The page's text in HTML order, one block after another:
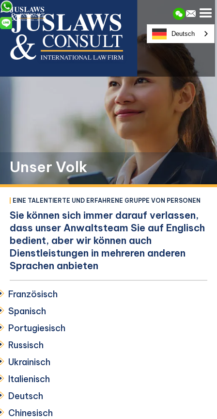
Unser Volk
EINE TALENTIERTE UND ERFAHRENE GRUPPE VON PERSONEN
Sie können sich immer darauf verlassen,
dass unser Anwaltsteam Sie auf Englisch
bedient, aber wir können auch
Dienstleistungen in mehreren anderen
Sprachen anbieten
Französisch
Spanisch
Portugiesisch
Russisch
Ukrainisch
Italienisch
Deutsch
Chinesisch
Deutsch